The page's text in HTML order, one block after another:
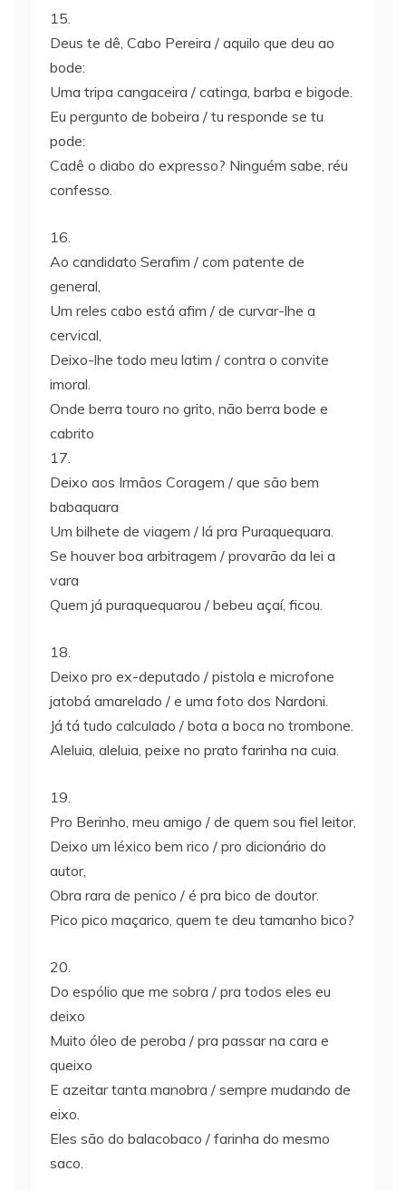
15.
Deus te dê, Cabo Pereira / aquilo que deu ao
bode:
Uma tripa cangaceira / catinga, barba e bigode.
Eu pergunto de bobeira / tu responde se tu
pode:
Cadê o diabo do expresso? Ninguém sabe, réu
confesso.
16.
Ao candidato Serafim / com patente de
general,
Um reles cabo está afim / de curvar-lhe a
cervical,
Deixo-lhe todo meu latim / contra o convite
imoral.
Onde berra touro no grito, não berra bode e
cabrito
17.
Deixo aos Irmãos Coragem / que são bem
babaquara
Um bilhete de viagem / lá pra Puraquequara.
Se houver boa arbitragem / provarão da lei a
vara
Quem já puraquequarou / bebeu açaí, ficou.
18.
Deixo pro ex-deputado / pistola e microfone
jatobá amarelado / e uma foto dos Nardoni.
Já tá tudo calculado / bota a boca no trombone.
Aleluia, aleluia, peixe no prato farinha na cuia.
19.
Pro Berinho, meu amigo / de quem sou fiel leitor,
Deixo um léxico bem rico / pro dicionário do
autor,
Obra rara de penico / é pra bico de doutor.
Pico pico maçarico, quem te deu tamanho bico?
20.
Do espólio que me sobra / pra todos eles eu
deixo
Muito óleo de peroba / pra passar na cara e
queixo
E azeitar tanta manobra / sempre mudando de
eixo.
Eles são do balacobaco / farinha do mesmo
saco.